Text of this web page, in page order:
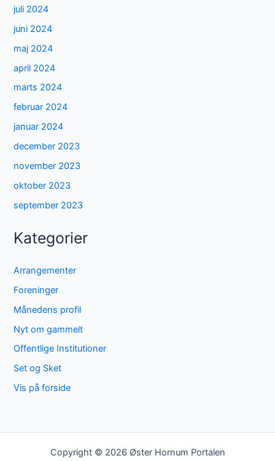
juli 2024
juni 2024
maj 2024
april 2024
marts 2024
februar 2024
januar 2024
december 2023
november 2023
oktober 2023
september 2023
Kategorier
Arrangementer
Foreninger
Månedens profil
Nyt om gammelt
Offentlige Institutioner
Set og Sket
Vis på forside
Copyright © 2026 Øster Hornum Portalen